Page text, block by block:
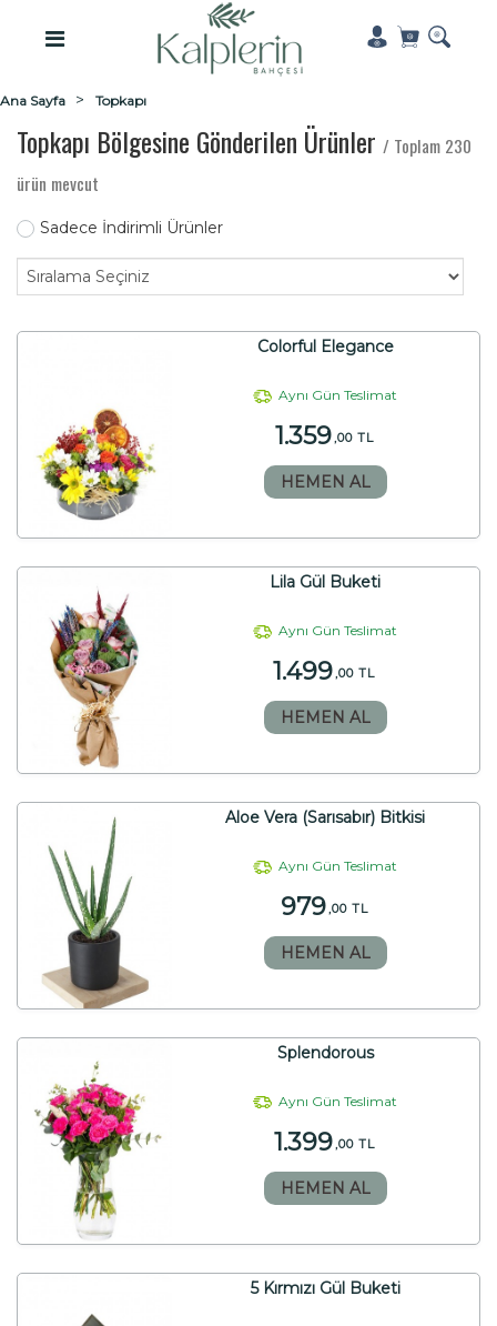
Ana Sayfa Topkapı
Topkapı Bölgesine Gönderilen Ürünler / Toplam 230
ürün mevcut
Sadece İndirimli Ürünler
Colorful Elegance
Aynı Gün Teslimat
1.359,00 TL
HEMEN AL
Lila Gül Buketi
Aynı Gün Teslimat
1.499,00 TL
HEMEN AL
Aloe Vera (Sarısabır) Bitkisi
Aynı Gün Teslimat
979,00 TL
HEMEN AL
Splendorous
Aynı Gün Teslimat
1.399 ,00 TL
HEMEN AL
5 Kırmızı Gül Buketi